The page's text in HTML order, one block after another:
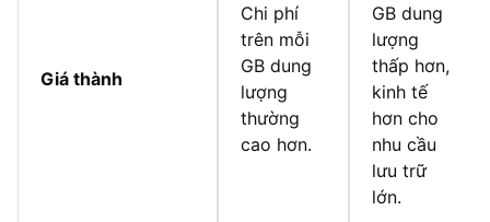
Giá thành
Chi phí
trên mỗi
GB dung
lượng
thường
cao hơn.
GB dung
lượng
thấp hơn,
kinh tế
hơn cho
nhu cầu
lưu trữ
lớn.